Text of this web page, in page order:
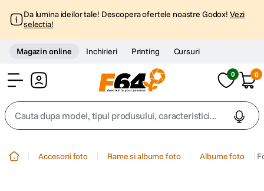
Da lumina ideilor tale! Descopera ofertele noastre Godox! Vezi
selectia!
Magazin online Inchirieri Printing Cursuri
0 0
Cauta dupa model, tipul produsului, caracteristici...
Accesorii foto Rame si albume foto Albume foto